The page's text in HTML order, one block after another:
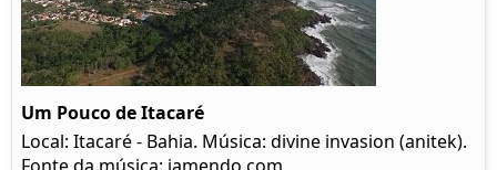
Um Pouco de Itacaré
Local: Itacaré - Bahia. Música: divine invasion (anitek).